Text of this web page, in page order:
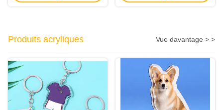
Produits acryliques Vue davantage > >